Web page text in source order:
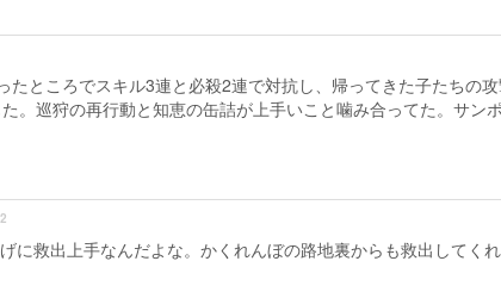
ところでスキル3連と必殺2連で対抗し、帰ってきた子たちの
。巡狩の再行動と知恵の缶詰が上手いこと噛み合ってた。サン
に救出上手なんだよな。かくれんぼの路地裏からも救出してく